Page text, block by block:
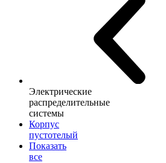
Электрические
распределительные
системы
Корпус
пустотелый
Показать
все